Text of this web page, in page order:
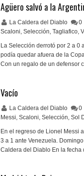
Agüero salvó a la
La Caldera del Diablo 0
Scaloni, Selección, Tagliafico,
La Selección derrotó por 2 a 0
podía quedar afuera de la
Con un regalo de un defensor
Vacío
La Caldera del Diablo 0
Messi, Scaloni, Selección, Sol
En el regreso de Lionel Messi
3 a 1 ante Venezuela.
Caldera del Diablo En la